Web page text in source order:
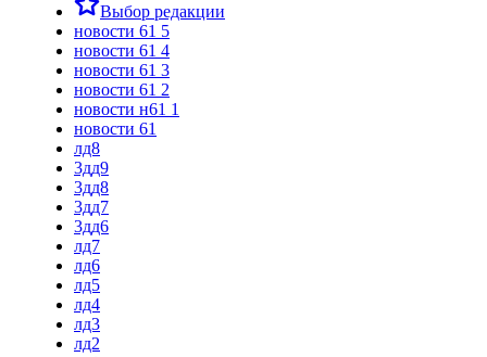
Выбор редакции
новости 61 5
новости 61 4
новости 61 3
новости 61 2
новости н61 1
новости 61
лд8
3дд9
3дд8
3дд7
3дд6
лд7
лд6
лд5
лд4
лд3
лд2